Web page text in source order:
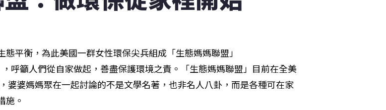
態平衡，為此美國一群女性環保尖兵組成「生態媽媽聯盟」
，呼籲人們從自家做起，善盡保護環境之責。「生態媽媽聯盟」目前在全美
婆婆媽媽聚在一起討論的不是文學名著，也非名人八卦，而是各種可在家
施。